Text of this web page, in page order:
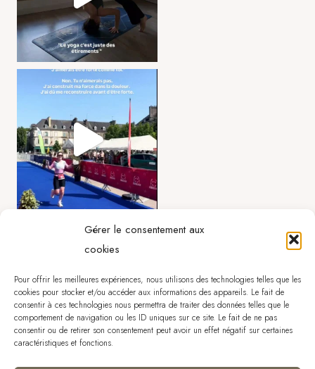
Gérer le consentement aux
cookies
Pour offrir les meilleures expériences, nous utilisons des technologies telles que les
cookies pour stocker et/ou accéder aux informations des appareils. Le fait de
consentir à ces technologies nous permettra de traiter des données telles que le
comportement de navigation ou les ID uniques sur ce site. Le fait de ne pas
consentir ou de retirer son consentement peut avoir un effet négatif sur certaines
caractéristiques et fonctions.